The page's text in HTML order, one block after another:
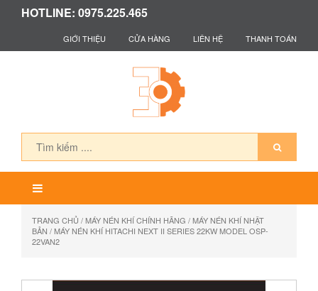
HOTLINE: 0975.225.465
GIỚI THIỆU CỬA HÀNG LIÊN HỆ THANH TOÁN
TRANG CHỦ / MÁY NÉN KHÍ CHÍNH HÃNG / MÁY NÉN KHÍ NHẬT
BẢN / MÁY NÉN KHÍ HITACHI NEXT II SERIES 22KW MODEL OSP-
22VAN2